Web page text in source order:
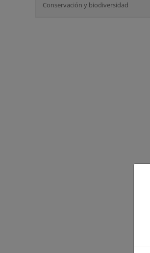
Conservación y biodiversidad